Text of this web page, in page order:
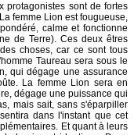
protagonistes sont de fortes
femme Lion est fougueuse,
calme et fonctionne
de Terre). Ces deux êtres
choses, car ce sont tous
Taureau sera sous le
qui dégage une assurance
La femme Lion sera en
dégage une puissance qui
mais sait, sans s'éparpiller
dans l'instant que cet
Et quant à leurs